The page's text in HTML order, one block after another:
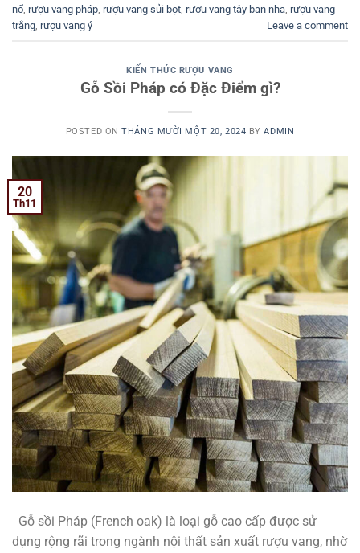
nổ rượu vang pháp rượu vang sủi bọt rượu vang tây ban nha rượu vang
trắng rượu vang ý Leave a comment
KIẾN THỨC RƯỢU VANG
Gỗ Sồi Pháp có Đặc Điểm gì?
POSTED ONTHÁNG MƯỜI MỘT 20, 2024 BYADMIN
20
Th11
Gỗ sồi Pháp (French oak) là loại gỗ cao cấp được sử
dụng rộng rãi trong ngành nội thất sản xuất rượu vang, nhờ